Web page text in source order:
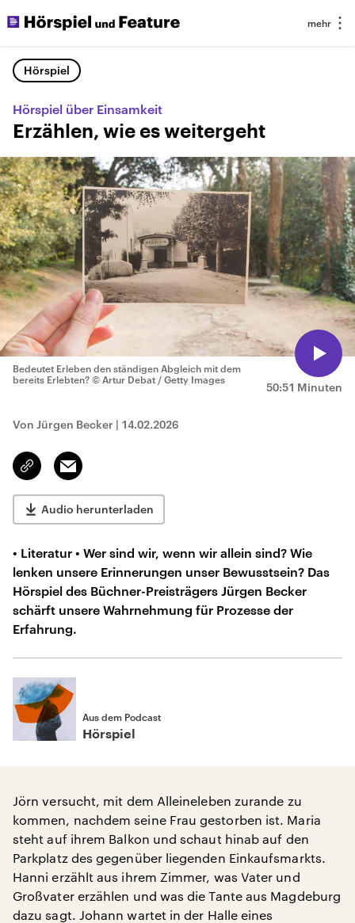
Hörspiel
Hörspiel über Einsamkeit
Erzählen, wie es weitergeht
50:51 Minuten
Bedeutet Erleben den ständigen Abgleich mit dem
bereits Erlebten? © Artur Debat / Getty Images
Von Jürgen Becker | 14.02.2026
Link
kopieren/teilen
Email
Audio herunterladen
• Literatur • Wer sind wir, wenn wir allein sind? Wie
lenken unsere Erinnerungen unser Bewusstsein? Das
Hörspiel des Büchner-Preisträgers Jürgen Becker
schärft unsere Wahrnehmung für Prozesse der
Erfahrung.
Aus dem Podcast
Hörspiel
Jörn versucht, mit dem Alleineleben zurande zu
kommen, nachdem seine Frau gestorben ist. Maria
steht auf ihrem Balkon und schaut hinab auf den
Parkplatz des gegenüber liegenden Einkaufsmarkts.
Hanni erzählt aus ihrem Zimmer, was Vater und
Großvater erzählen und was die Tante aus Magdeburg
dazu sagt. Johann wartet in der Halle eines